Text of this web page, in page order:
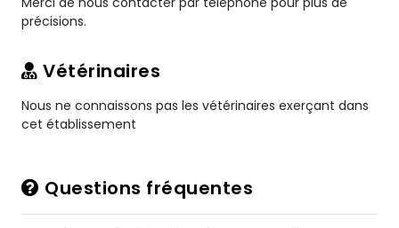
précisions.
Vétérinaires
Nous ne connaissons pas les vétérinaires exerçant dans
cet établissement
Questions fréquentes